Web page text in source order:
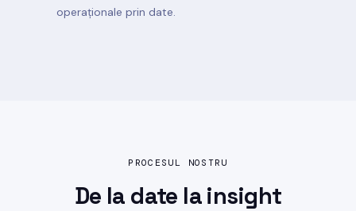
operaționale prin date.
PROCESUL NOSTRU
De la date lainsight